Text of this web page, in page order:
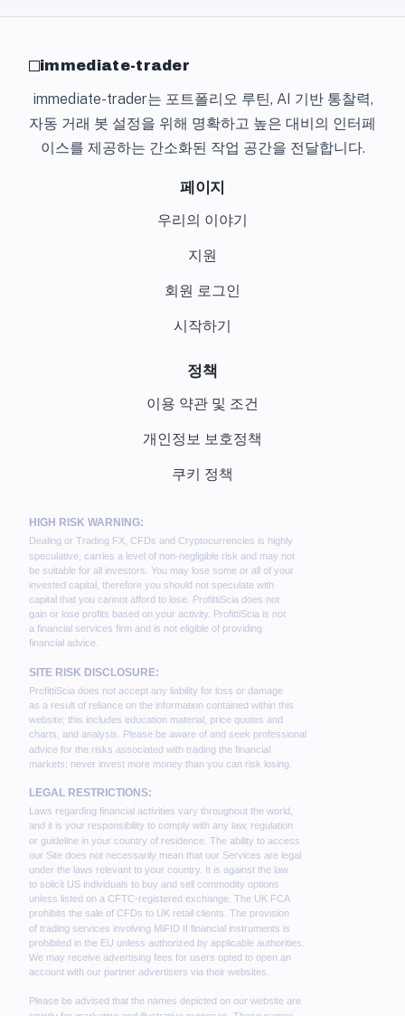
immediate-trader
immediate-trader는 포트폴리오 루틴, AI 기반 통찰력,
자동 거래 봇 설정을 위해 명확하고 높은 대비의 인터페
이스를 제공하는 간소화된 작업 공간을 전달합니다.
페이지
우리의 이야기
지원
회원 로그인
시작하기
정책
이용 약관 및 조건
개인정보 보호정책
쿠키 정책